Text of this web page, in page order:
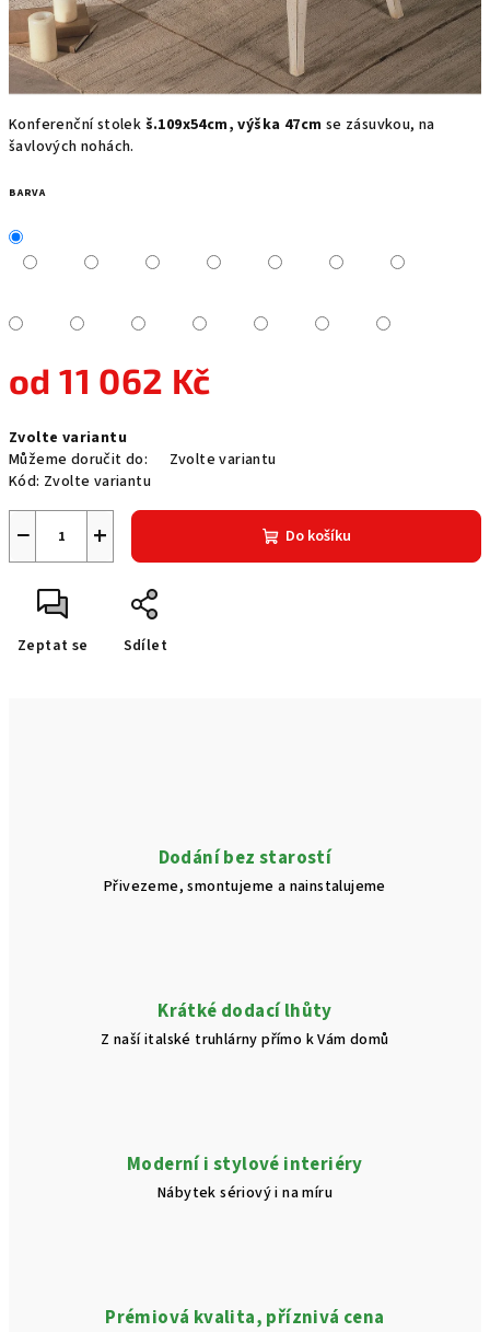
Konferenční stolek š.109x54cm, výška 47cm se zásuvkou, na
šavlových nohách.
BARVA
od11 062 Kč
cena:
Zvolte variantu
Můžeme doručit do:
Zvolte variantu
Kód: Zvolte variantu
+
− Do košíku
Zeptat se Sdílet
Dodání bez starostí
Přivezeme, smontujeme a nainstalujeme
Krátké dodací lhůty
Z naší italské truhlárny přímo k Vám domů
Moderní i stylové interiéry
Nábytek sériový i na míru
Prémiová kvalita, příznivá cena